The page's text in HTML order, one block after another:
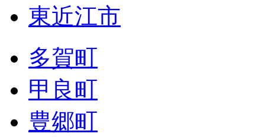
東近江市
多賀町
甲良町
豊郷町